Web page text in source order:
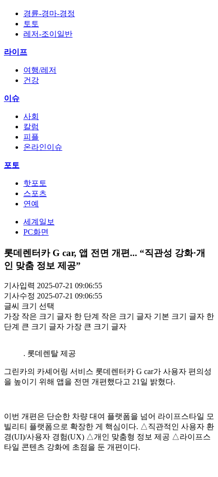
경륜-경마-경정
토토
레저-조이일반
라이프
여행/레저
건강
이슈
사회
칼럼
피플
온라인이슈
포토
핫포토
스포츠
연예
세계일보
PC화면
롯데렌터카 G car, 앱 전면 개편... “직관성 강화·개
인 맞춤 정보 제공”
기사입력 2025-07-21 09:06:55
기사수정 2025-07-21 09:06:55
글씨 크기 선택
가장 작은 크기 글자 한 단계 작은 크기 글자 기본 크기 글자 한
단계 큰 크기 글자 가장 큰 크기 글자
. 롯데렌탈 제공
그린카의 카셰어링 서비스 롯데렌터카 G car가 사용자 편의성
을 높이기 위해 앱을 전면 개편했다고 21일 밝혔다.
이번 개편은 단순한 차량 대여 플랫폼을 넘어 라이프스타일 모
빌리티 플랫폼으로 확장한 게 핵심이다. △직관적인 사용자 환
경(UI)/사용자 경험(UX) △개인 맞춤형 정보 제공 △라이프스
타일 콘텐츠 강화에 초점을 둔 개편이다.